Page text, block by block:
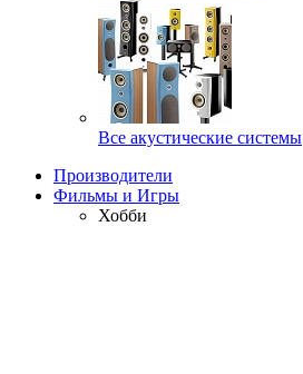
Все акустические системы
Производители
Фильмы и Игры
Хобби